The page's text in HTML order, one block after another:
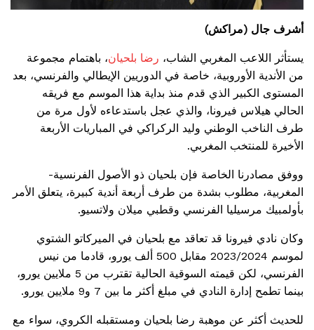
أشرف جال (مراكش)
يستأثر اللاعب المغربي الشاب، رضا بلحيان، باهتمام مجموعة
من الأندية الأوروبية، خاصة في الدوريين الإيطالي والفرنسي، بعد
المستوى الكبير الذي قدم منذ بداية هذا الموسم مع فريقه
الحالي هيلاس فيرونا، والذي عجل باستدعاءه لأول مرة من
طرف الناخب الوطني وليد الركراكي في المباريات الأربعة
الأخيرة للمنتخب المغربي.
ووفق مصادرنا الخاصة فإن بلحيان ذو الأصول الفرنسية-
المغربية، مطلوب بشدة من طرف أربعة أندية كبيرة، يتعلق الأمر
بأولمبيك مرسيليا الفرنسي وقطبي ميلان ولاتسيو.
وكان نادي فيرونا قد تعاقد مع بلحيان في الميركاتو الشتوي
لموسم 2023/2024 مقابل 500 ألف يورو، قادما من نيس
الفرنسي، لكن قيمته السوقية الحالية تقترب من 5 ملايين يورو،
بينما تطمح إدارة النادي في مبلغ أكثر ما بين 7 و9 ملايين يورو.
للحديث أكثر عن موهبة رضا بلحيان ومستقبله الكروي، سواء مع